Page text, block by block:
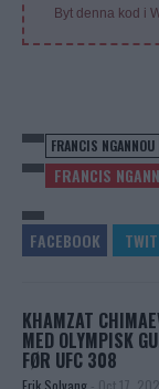
Byt denna kod i
FRANCIS NGANNOU
FRANCIS
KHAMZAT
MED OLYMPISK
FØR UFC 308
Erik Solvang - Oct 17,